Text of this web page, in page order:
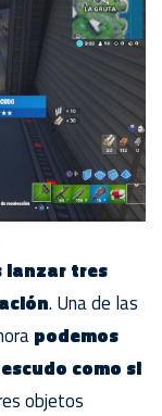
lanzar tres
. Una de las
podemos
como si
objetos